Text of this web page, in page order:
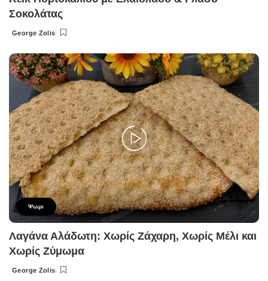
Σοκολάτας
Posted
George Zolis
Ψωμι
Λαγάνα Αλάδωτη: Χωρίς Ζάχαρη, Χωρίς Μέλι και
Χωρίς Ζύμωμα
Posted
George Zolis